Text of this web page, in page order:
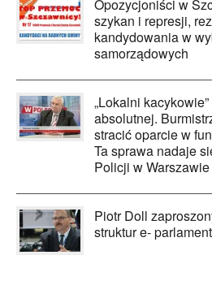
Opozycjoniści w
szykan i represji,
kandydowania w
samorządowych
„Lokalni
absolutnej.
stracić oparcie w
Ta sprawa nadaje
Policji w Warszawie
Piotr Doll
struktur e-